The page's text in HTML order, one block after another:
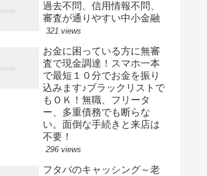
過去不問、信用情報不問、
審査が通りやすい中小金融
321 views
お金に困っている方に無審
査で現金調達！スマホ一本
で最短１０分でお金を振り
込みます♪ブラックリストで
もＯＫ！無職、フリータ
ー、多重債務でも断らな
い。面倒な手続きと来店は
不要！
296 views
フタバのキャッシング～老